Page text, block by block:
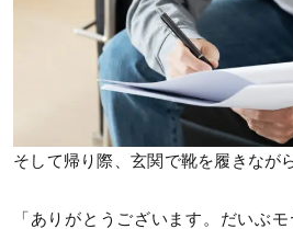
そして帰り際、玄関で靴を履きなが
「ありがとうございます。だいぶ